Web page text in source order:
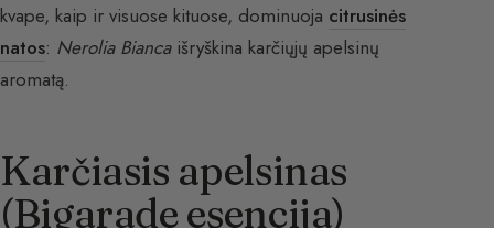
kvape, kaip ir visuose kituose, dominuoja citrusinės
natos: Nerolia Biancaišryškina karčiųjų apelsinų
aromatą.
Karčiasis apelsinas
(Bigarade esencija)